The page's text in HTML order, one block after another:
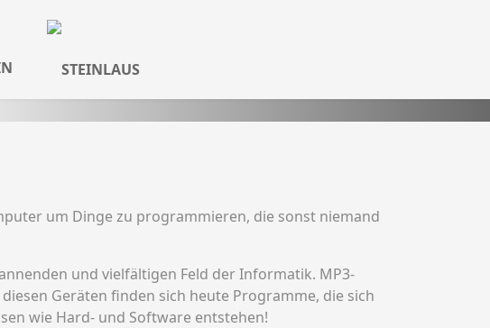
um Dinge zu programmieren, die sonst niemand
und vielfältigen Feld der Informatik. MP3-
Geräten finden sich heute Programme, die sich
wie Hard- und Software entstehen!